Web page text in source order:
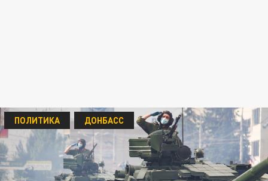
ПОЛИТИКА ДОНБАСС